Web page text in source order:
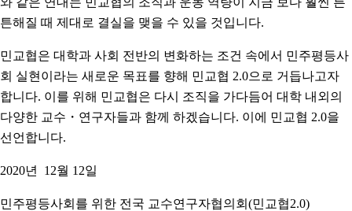
튼해질 때 제대로 결실을 맺을 수 있을 것입니다.
민교협은 대학과 사회 전반의 변화하는 조건 속에서 민주평등사
회 실현이라는 새로운 목표를 향해 민교협 2.0으로 거듭나고자
합니다. 이를 위해 민교협은 다시 조직을 가다듬어 대학 내외의
다양한 교수・연구자들과 함께 하겠습니다. 이에 민교협 2.0을
선언합니다.
2020년 12월 12일
민주평등사회를 위한 전국 교수연구자협의회(민교협2.0)